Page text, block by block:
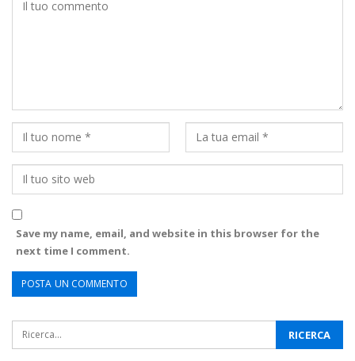
Save my name, email, and website in this browser for the
next time I comment.